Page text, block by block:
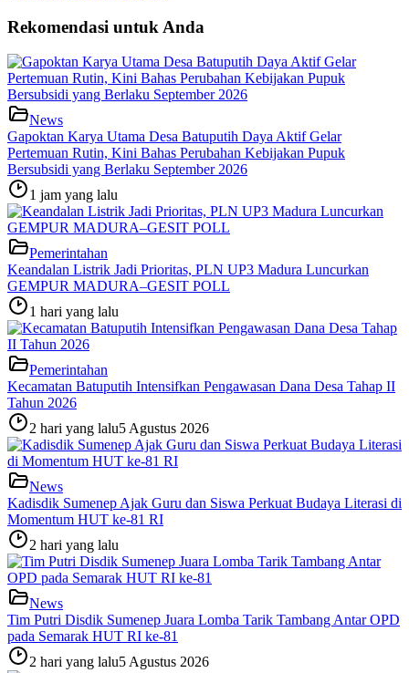
Rekomendasi untuk Anda
News
Gapoktan Karya Utama Desa Batuputih Daya Aktif Gelar
Pertemuan Rutin, Kini Bahas Perubahan Kebijakan Pupuk
Bersubsidi yang Berlaku September 2026
1 jam yang lalu
Pemerintahan
Keandalan Listrik Jadi Prioritas, PLN UP3 Madura Luncurkan
GEMPUR MADURA–GESIT POLL
1 hari yang lalu
Pemerintahan
Kecamatan Batuputih Intensifkan Pengawasan Dana Desa Tahap II
Tahun 2026
2 hari yang lalu5 Agustus 2026
News
Kadisdik Sumenep Ajak Guru dan Siswa Perkuat Budaya Literasi di
Momentum HUT ke-81 RI
2 hari yang lalu
News
Tim Putri Disdik Sumenep Juara Lomba Tarik Tambang Antar OPD
pada Semarak HUT RI ke-81
2 hari yang lalu5 Agustus 2026